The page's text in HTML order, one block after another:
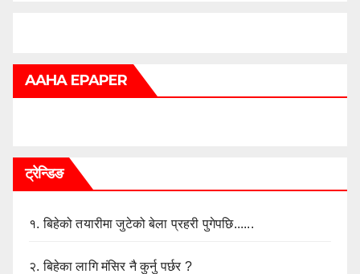
AAHA EPAPER
ट्रेन्डिङ
१.बिहेको तयारीमा जुटेको बेला प्रहरी पुगेपछि......
२.बिहेका लागि मंसिर नै कुर्नु पर्छर ?